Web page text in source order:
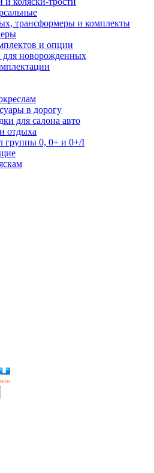
трансформеры и комплекты
и опции
для новорожденных
в дорогу
для салона авто
отдыха
группы 0, 0+ и 0+/I